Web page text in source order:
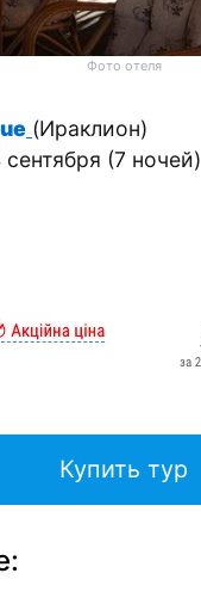
Фото отеля
(Ираклион)
(7 ночей)
Купить тур